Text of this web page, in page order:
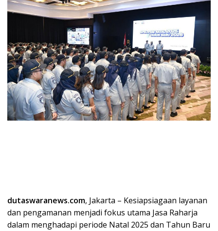
dutaswaranews.com, Jakarta – Kesiapsiagaan layanan
dan pengamanan menjadi fokus utama Jasa Raharja
dalam menghadapi periode Natal 2025 dan Tahun Baru